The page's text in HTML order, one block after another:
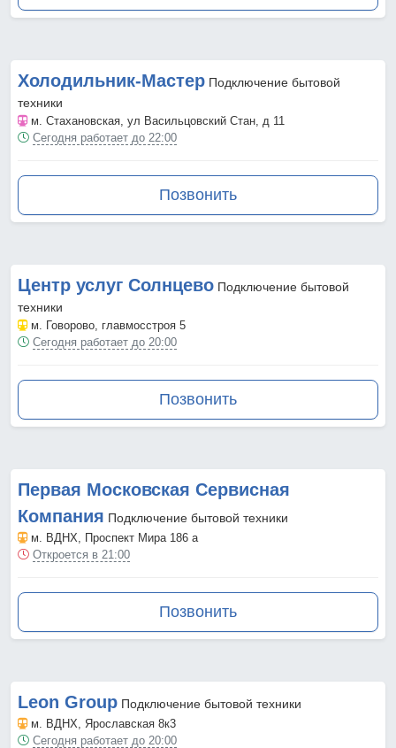
Холодильник-Мастер Подключение бытовой
техники
м. Стахановская, ул Васильцовский Стан, д 11
Сегодня работает до 22:00
Позвонить
Центр услуг Солнцево Подключение бытовой
техники
м. Говорово, главмосстроя 5
Сегодня работает до 20:00
Позвонить
Первая Московская Сервисная
Компания Подключение бытовой техники
м. ВДНХ, Проспект Мира 186 а
Откроется в 21:00
Позвонить
Leon Group Подключение бытовой техники
м. ВДНХ, Ярославская 8к3
Сегодня работает до 20:00